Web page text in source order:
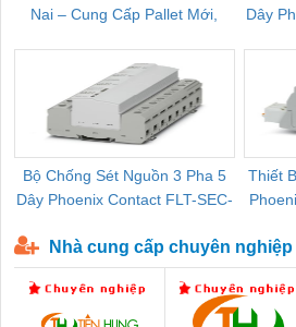
Nai – Cung Cấp Pallet Mới,
Dây
Bộ Chống Sét Nguồn 3 Pha 5
Dây Phoenix Contact FLT-SEC-
Thiết
Nhà cung cấp chuyên nghiệp